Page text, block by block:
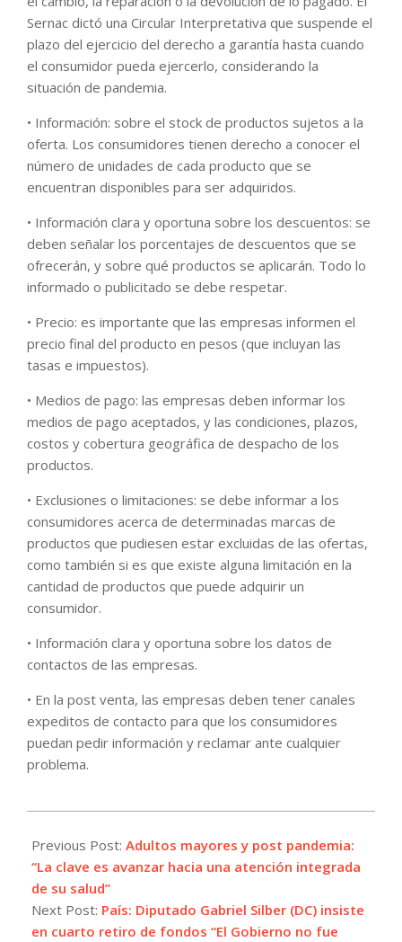
Sernac dictó una Circular Interpretativa que suspende el
plazo del ejercicio del derecho a garantía hasta cuando
el consumidor pueda ejercerlo, considerando la
situación de pandemia.
• Información: sobre el stock de productos sujetos a la
oferta. Los consumidores tienen derecho a conocer el
número de unidades de cada producto que se
encuentran disponibles para ser adquiridos.
• Información clara y oportuna sobre los descuentos: se
deben señalar los porcentajes de descuentos que se
ofrecerán, y sobre qué productos se aplicarán. Todo lo
informado o publicitado se debe respetar.
• Precio: es importante que las empresas informen el
precio final del producto en pesos (que incluyan las
tasas e impuestos).
• Medios de pago: las empresas deben informar los
medios de pago aceptados, y las condiciones, plazos,
costos y cobertura geográfica de despacho de los
productos.
• Exclusiones o limitaciones: se debe informar a los
consumidores acerca de determinadas marcas de
productos que pudiesen estar excluidas de las ofertas,
como también si es que existe alguna limitación en la
cantidad de productos que puede adquirir un
consumidor.
• Información clara y oportuna sobre los datos de
contactos de las empresas.
• En la post venta, las empresas deben tener canales
expeditos de contacto para que los consumidores
puedan pedir información y reclamar ante cualquier
problema.
06-
01
Previous Post: Adultos mayores y post pandemia:
“La clave es avanzar hacia una atención integrada
de su salud”
Next Post: País: Diputado Gabriel Silber (DC) insiste
en cuarto retiro de fondos “El Gobierno no fue